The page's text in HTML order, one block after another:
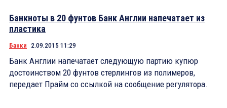
Банкноты в 20 фунтов Банк Англии напечатает из
пластика
Банки 2.09.2015 11:29
Банк Англии напечатает следующую партию купюр
достоинством 20 фунтов стерлингов из полимеров,
передает Прайм со ссылкой на сообщение регулятора.